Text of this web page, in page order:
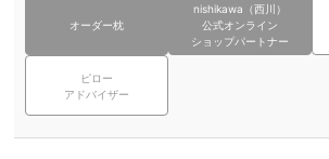
オーダー枕
nishikawa（西川）
公式オンライン
ショップパートナー
ピロー
アドバイザー